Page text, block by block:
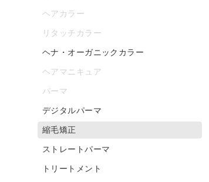
ヘアカラー
リタッチカラー
ヘナ・オーガニックカラー
ヘアマニキュア
パーマ
デジタルパーマ
縮毛矯正
ストレートパーマ
トリートメント